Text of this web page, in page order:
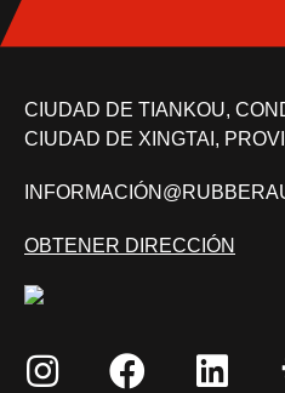
CIUDAD DE TIANKOU,
CIUDAD DE XINGTAI,
OBTENER DIRECCIÓN